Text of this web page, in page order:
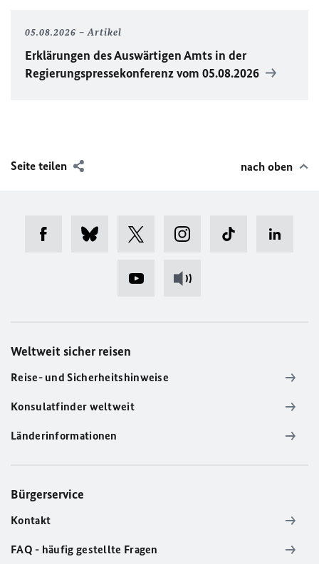
05.08.2026 Artikel
Erklärungen des Auswärtigen Amts in der
Regierungspressekonferenz vom 05.08.2026
Seite teilen nach oben
Weltweit sicher reisen
Reise- und Sicherheitshinweise
Konsulatfinder weltweit
Länderinformationen
Bürgerservice
Kontakt
FAQ - häufig gestellte Fragen